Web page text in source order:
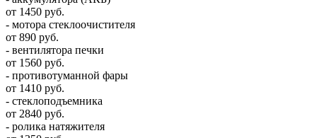
от 1450 руб.
- мотора стеклоочистителя
от 890 руб.
- вентилятора печки
от 1560 руб.
- противотуманной фары
от 1410 руб.
- стеклоподъемника
от 2840 руб.
- ролика натяжителя